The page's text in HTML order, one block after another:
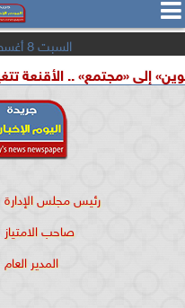

السبت 8 أغسطس 2026
تتغير والأجندة
رئيس مجلس الإدارة
صاحب الامتياز
المدير العام